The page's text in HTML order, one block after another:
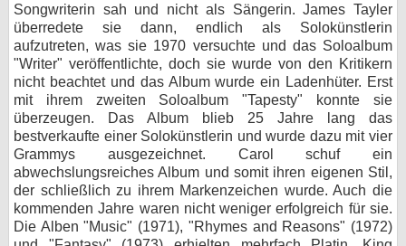
Songwriterin sah und nicht als Sängerin. James Tayler
überredete sie dann, endlich als Solokünstlerin
aufzutreten, was sie 1970 versuchte und das Soloalbum
"Writer" veröffentlichte, doch sie wurde von den Kritikern
nicht beachtet und das Album wurde ein Ladenhüter. Erst
mit ihrem zweiten Soloalbum "Tapesty" konnte sie
überzeugen. Das Album blieb 25 Jahre lang das
bestverkaufte einer Solokünstlerin und wurde dazu mit vier
Grammys ausgezeichnet. Carol schuf ein
abwechslungsreiches Album und somit ihren eigenen Stil,
der schließlich zu ihrem Markenzeichen wurde. Auch die
kommenden Jahre waren nicht weniger erfolgreich für sie.
Die Alben "Music" (1971), "Rhymes and Reasons" (1972)